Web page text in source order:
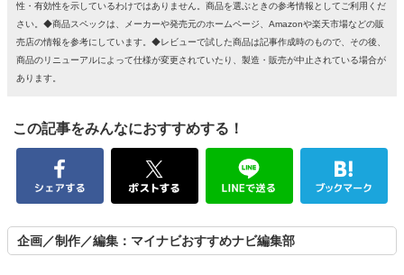
性・有効性を示しているわけではありません。商品を選ぶときの参考情報としてご利用くだ
さい。◆商品スペックは、メーカーや発売元のホームページ、Amazonや楽天市場などの販
売店の情報を参考にしています。◆レビューで試した商品は記事作成時のもので、その後、
商品のリニューアルによって仕様が変更されていたり、製造・販売が中止されている場合が
あります。
この記事をみんなにおすすめする！
企画／制作／編集：マイナビおすすめナビ編集部